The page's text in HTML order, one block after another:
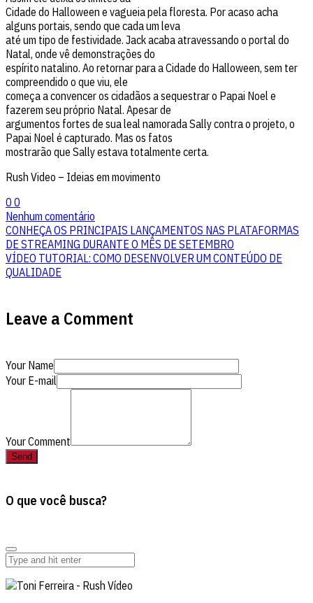
Cidade do Halloween e vagueia pela floresta. Por acaso acha
alguns portais, sendo que cada um leva
até um tipo de festividade. Jack acaba atravessando o portal do
Natal, onde vê demonstrações do
espírito natalino. Ao retornar para a Cidade do Halloween, sem ter
compreendido o que viu, ele
começa a convencer os cidadãos a sequestrar o Papai Noel e
fazerem seu próprio Natal. Apesar de
argumentos fortes de sua leal namorada Sally contra o projeto, o
Papai Noel é capturado. Mas os fatos
mostrarão que Sally estava totalmente certa.
Rush Video – Ideias em movimento
0 0
Nenhum comentário
CONHEÇA OS PRINCIPAIS LANÇAMENTOS NAS PLATAFORMAS
DE STREAMING DURANTE O MÊS DE SETEMBRO
VÍDEO TUTORIAL: COMO DESENVOLVER UM CONTEÚDO DE
QUALIDADE
Leave a Comment
Your Name
Your E-mail
Your Comment
O que você busca?